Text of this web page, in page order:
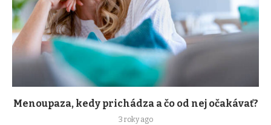
Menoupaza, kedy prichádza a čo od nej očakávať?
3 roky ago